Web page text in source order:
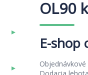
▸
▸
OL90